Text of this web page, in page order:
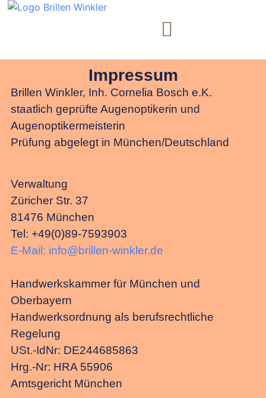
Impressum
Brillen Winkler, Inh. Cornelia Bosch e.K.
staatlich geprüfte Augenoptikerin und
Augenoptikermeisterin
Prüfung abgelegt in München/Deutschland
Verwaltung
Züricher Str. 37
81476 München
Tel: +49(0)89-7593903
E-Mail: info@brillen-winkler.de
Handwerkskammer für München und
Oberbayern
Handwerksordnung als berufsrechtliche
Regelung
USt.-IdNr: DE244685863
Hrg.-Nr: HRA 55906
Amtsgericht München